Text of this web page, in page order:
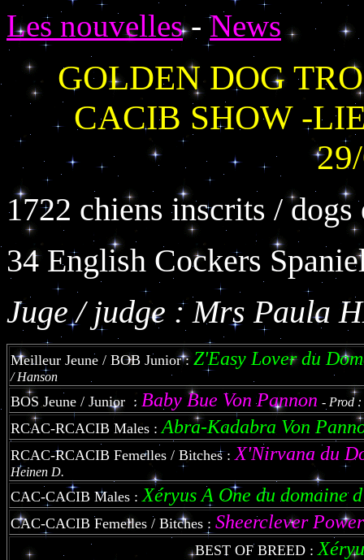
Les nouvelles - News
GOLDEN DOG
CACIB SHOW -
1722 chiens inscrits / dogs
34 English Cockers
Juge / judge : Mrs Paula
Meilleur Jeune / BOB Junior :Z'Easy Lover du
/ Hanson
BOS Jeune / Junior : Baby Bue Von Pannon - Prod
RCAC-RCACIB Males :Abra-Kadabra Von
RCAC-RCACIB Femelles / Bitches :X'Nirvana du
Heinen D.
CAC-CACIB Males :Xéryus A One du domaine
CAC-CACIB Femelles / Bitches : Sheerclever
BEST OF BREED :